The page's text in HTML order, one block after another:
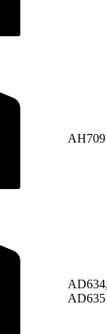
AH709
AD635